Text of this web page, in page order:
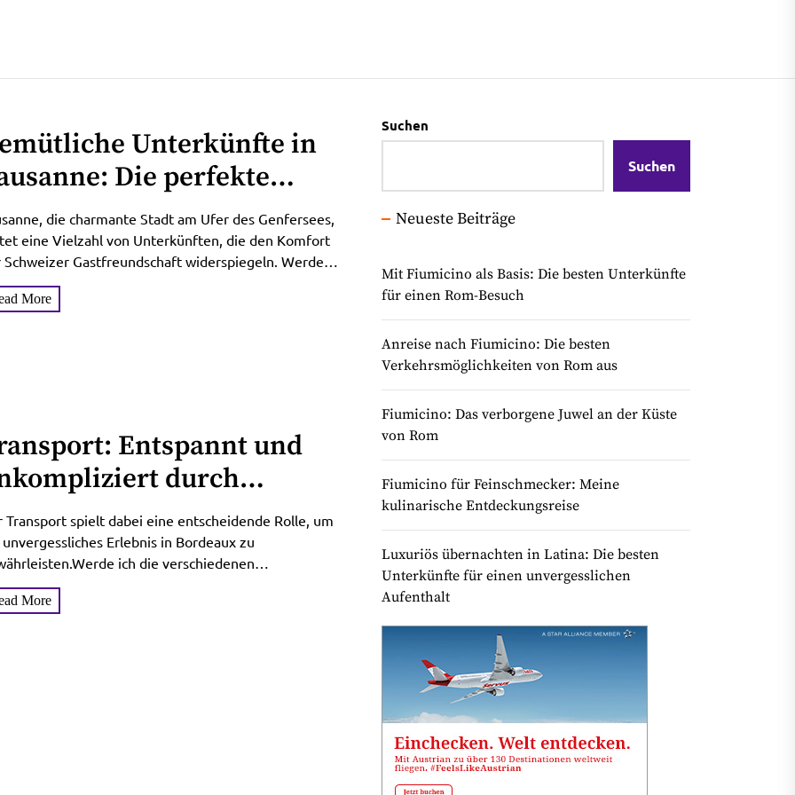
Unterkünfte in
Die perfekte
die charmante Stadt am Ufer des Genfersees,
eine Vielzahl von Unterkünften, die den Komfort
Schweizer Gastfreundschaft widerspiegeln. Werde
einige meiner...
More
Entspannt und
durch
reisen
Transport spielt dabei eine entscheidende Rolle, um
Erlebnis in Bordeaux zu
ich die verschiedenen
in Bordeaux beleuchten und wie
More
Suchen
Suchen
Neueste Beiträge
Mit Fiumicino als Basis: Die besten Unterkünfte
für einen Rom-Besuch
Anreise nach Fiumicino: Die besten
Verkehrsmöglichkeiten von Rom aus
Fiumicino: Das verborgene Juwel an der Küste
von Rom
Fiumicino für Feinschmecker: Meine
kulinarische Entdeckungsreise
Luxuriös übernachten in Latina: Die besten
Unterkünfte für einen unvergesslichen
Aufenthalt